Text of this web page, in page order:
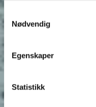
Nødvendig
Egenskaper
Statistikk